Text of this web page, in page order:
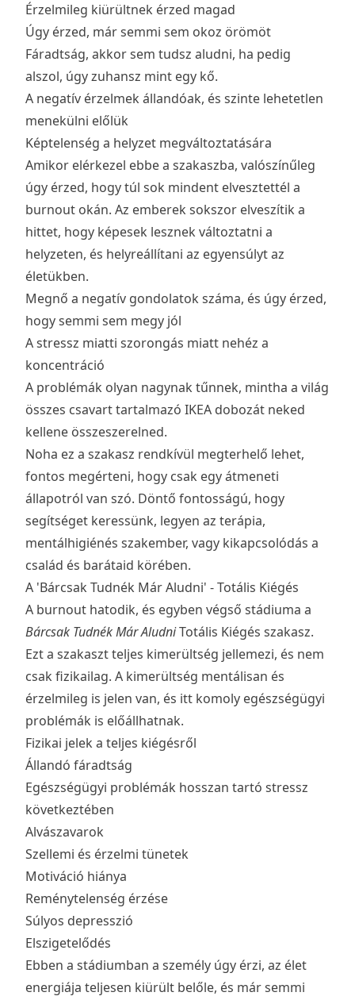
Érzelmileg kiürültnek érzed magad
Úgy érzed, már semmi sem okoz örömöt
Fáradtság, akkor sem tudsz aludni, ha pedig
alszol, úgy zuhansz mint egy kő.
A negatív érzelmek állandóak, és szinte lehetetlen
menekülni előlük
Képtelenség a helyzet megváltoztatására
Amikor elérkezel ebbe a szakaszba, valószínűleg
úgy érzed, hogy túl sok mindent elvesztettél a
burnout okán. Az emberek sokszor elveszítik a
hittet, hogy képesek lesznek változtatni a
helyzeten, és helyreállítani az egyensúlyt az
életükben.
Megnő a negatív gondolatok száma, és úgy érzed,
hogy semmi sem megy jól
A stressz miatti szorongás miatt nehéz a
koncentráció
A problémák olyan nagynak tűnnek, mintha a világ
összes csavart tartalmazó IKEA dobozát neked
kellene összeszerelned.
Noha ez a szakasz rendkívül megterhelő lehet,
fontos megérteni, hogy csak egy átmeneti
állapotról van szó. Döntő fontosságú, hogy
segítséget keressünk, legyen az terápia,
mentálhigiénés szakember, vagy kikapcsolódás a
család és barátaid körében.
A 'Bárcsak Tudnék Már Aludni' - Totális Kiégés
A burnout hatodik, és egyben végső stádiuma a
Bárcsak Tudnék Már AludniTotális Kiégés szakasz.
Ezt a szakaszt teljes kimerültség jellemezi, és nem
csak fizikailag. A kimerültség mentálisan és
érzelmileg is jelen van, és itt komoly egészségügyi
problémák is előállhatnak.
Fizikai jelek a teljes kiégésről
Állandó fáradtság
Egészségügyi problémák hosszan tartó stressz
következtében
Alvászavarok
Szellemi és érzelmi tünetek
Motiváció hiánya
Reménytelenség érzése
Súlyos depresszió
Elszigetelődés
Ebben a stádiumban a személy úgy érzi, az élet
energiája teljesen kiürült belőle, és már semmi